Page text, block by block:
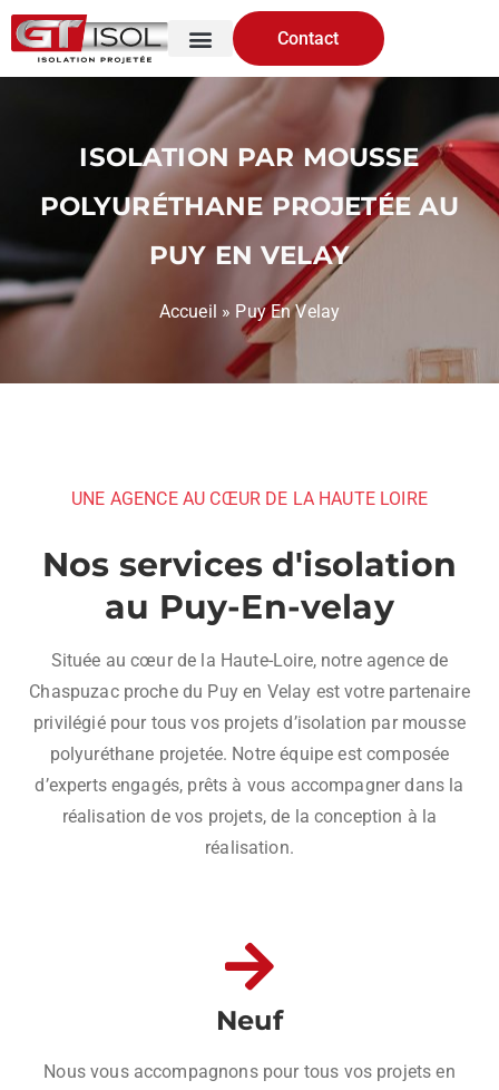
Contact
ISOLATION PAR MOUSSE
POLYURÉTHANE PROJETÉE AU
PUY EN VELAY
Accueil » Puy En Velay
UNE AGENCE AU CŒUR DE LA HAUTE LOIRE
Nos services d'isolation
au Puy-En-velay
Située au cœur de la Haute-Loire, notre agence de
Chaspuzac proche du Puy en Velay est votre partenaire
privilégié pour tous vos projets d’isolation par mousse
polyuréthane projetée. Notre équipe est composée
d’experts engagés, prêts à vous accompagner dans la
réalisation de vos projets, de la conception à la
réalisation.
Neuf
Nous vous accompagnons pour tous vos projets en